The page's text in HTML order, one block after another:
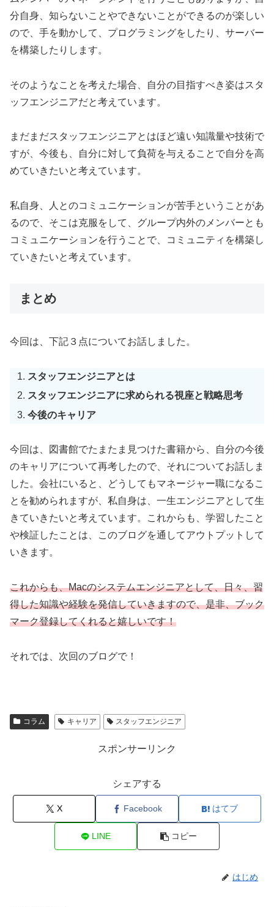
分自身、知らないことやできないことができるのが楽しい
ので、手を動かして、プログラミングをしたり、サーバー
を構築したりします。
そのようなことを考えた場合、自分の目指すべき姿はスタ
ッフエンジニアだと考えています。
まだまだスタッフエンジニアとはほど遠い知識量や技術で
すが、今後も、自分に対して負荷を与えることで自分を高
めていきたいと考えています。
私自身、人とのコミュニケーションが苦手ということがあ
るので、そこは克服をして、グループ内外のメンバーとも
コミュニケーションを行うことで、コミュニティを構築し
ていきたいと考えています。
まとめ
今回は、下記３点についてお話しました。
スタッフエンジニアとは
スタッフエンジニアに求められる視座と戦略思考
今後のキャリア
今回は、図書館でたまたま見つけた書籍から、自分の今後
のキャリアについて再考したので、それについてお話しま
した。会社にいると、どうしてもマネージャー職になるこ
とを勧められますが、私自身は、一生エンジニアとして生
きていきたいと考えています。これからも、学習したこと
や検証したことは、このブログを通してアウトプットして
いきます。
これからも、Macのシステムエンジニアとして、日々、習
得した知識や経験を発信していきますので、是非、ブック
マーク登録してくれると嬉しいです！
それでは、次回のブログで！
コラム キャリア スタッフエンジニア
スポンサーリンク
シェアする
X Facebook はてブ
LINE コピー
はじめ